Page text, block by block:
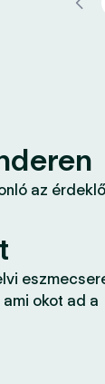
az
okot ad a